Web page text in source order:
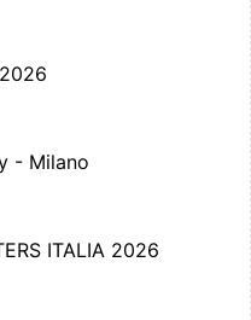
- Milano
ITALIA 2026